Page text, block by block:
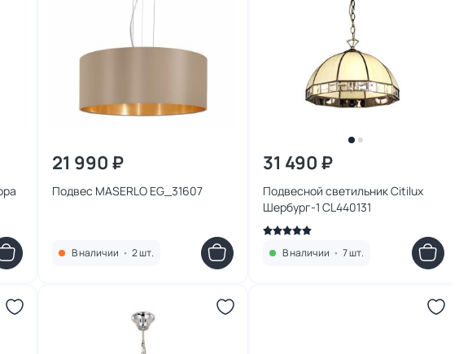
21 990 ₽
Подвес MASERLO EG_31607
В наличии • 2 шт.
31 490 ₽
Подвесной светильник Citilux
Шербург-1 CL440131
В наличии • 7 шт.